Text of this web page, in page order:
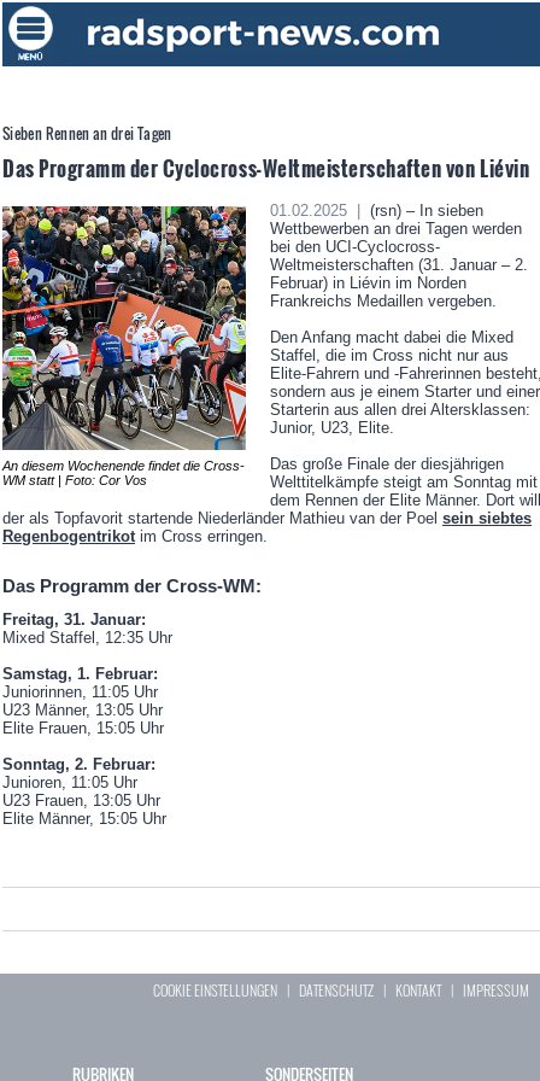
Sieben Rennen an drei Tagen
Das Programm der Cyclocross-Weltmeisterschaften von Liévin
An diesem Wochenende findet die Cross-
WM statt | Foto: Cor Vos
01.02.2025 |
(rsn) – In sieben
Wettbewerben an drei Tagen werden
bei den UCI-Cyclocross-
Weltmeisterschaften (31. Januar – 2.
Februar) in Liévin im Norden
Frankreichs Medaillen vergeben.
Den Anfang macht dabei die Mixed
Staffel, die im Cross nicht nur aus
Elite-Fahrern und -Fahrerinnen
sondern aus je einem Starter und einer
Starterin aus allen drei Altersklassen:
Junior, U23, Elite.
Das große Finale der diesjährigen
Welttitelkämpfe steigt am Sonntag mit
dem Rennen der Elite Männer. Dort will
der als Topfavorit startende Niederländer Mathieu van der Poel sein siebtes
Regenbogentrikotim Cross erringen.
Das Programm der Cross-WM:
Freitag, 31. Januar:
Mixed Staffel, 12:35 Uhr
Samstag, 1. Februar:
Juniorinnen, 11:05 Uhr
U23 Männer, 13:05 Uhr
Elite Frauen, 15:05 Uhr
Sonntag, 2. Februar:
Junioren, 11:05 Uhr
U23 Frauen, 13:05 Uhr
Elite Männer, 15:05 Uhr
COOKIE EINSTELLUNGEN | DATENSCHUTZ | KONTAKT| IMPRESSUM
RUBRIKEN SONDERSEITEN